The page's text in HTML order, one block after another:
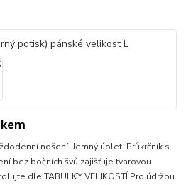
nošení. Jemný úplet. Průkrčník s
bez bočních švů zajišťuje tvarovou
dle TABULKY VELIKOSTÍ Pro údržbu